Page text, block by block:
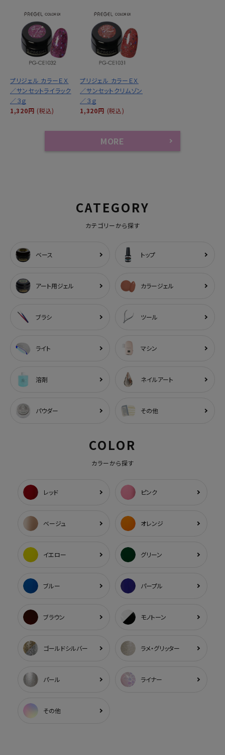
プリジェル カラーＥＸ
／サンセットライラック
／３ｇ
1,320円 (税込)
プリジェル カラーＥＸ
／サンセットクリムゾン
／３ｇ
1,320円 (税込)
MORE
CATEGORY
カテゴリーから探す
ベース トップ
アート用ジェル カラージェル
ブラシ ツール
ライト マシン
溶剤 ネイルアート
パウダー その他
COLOR
カラーから探す
レッド ピンク
ベージュ オレンジ
イエロー グリーン
ブルー パープル
ブラウン モノトーン
ゴールドシルバー ラメ・グリッター
パール ライナー
その他